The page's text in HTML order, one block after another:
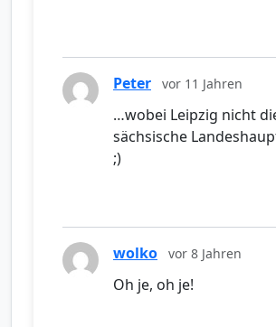
Peter vor 11 Jahren
…wobei Leipzig nicht
sächsische
;)
wolko vor 8 Jahren
Oh je, oh je!